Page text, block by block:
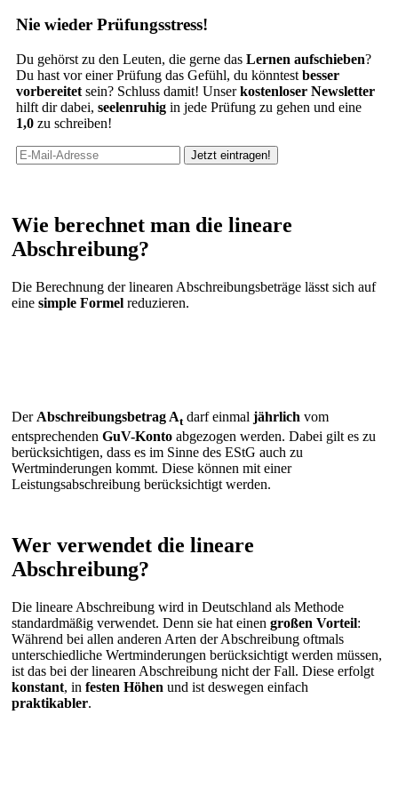
Nie wieder Prüfungsstress!
Du gehörst zu den Leuten, die gerne das Lernen aufschieben?
Du hast vor einer Prüfung das Gefühl, du könntest besser
vorbereitet sein? Schluss damit! Unserkostenloser Newsletter
hilft dir dabei, seelenruhig in jede Prüfung zu gehen und eine
1,0 zu schreiben!
Wie berechnet man die lineare
Abschreibung?
Die Berechnung der linearen Abschreibungsbeträge lässt sich auf
eine simple Formel reduzieren.
Der Abschreibungsbetrag At darf einmal jährlich vom
entsprechenden GuV-Konto abgezogen werden. Dabei gilt es zu
berücksichtigen, dass es im Sinne des EStG auch zu
Wertminderungen kommt. Diese können mit einer
Leistungsabschreibung berücksichtigt werden.
Wer verwendet die lineare
Abschreibung?
Die lineare Abschreibung wird in Deutschland als Methode
standardmäßig verwendet. Denn sie hat einen großen Vorteil:
Während bei allen anderen Arten der Abschreibung oftmals
unterschiedliche Wertminderungen berücksichtigt werden müssen,
ist das bei der linearen Abschreibung nicht der Fall. Diese erfolgt
konstant, in festen Höhen und ist deswegen einfach
praktikabler.